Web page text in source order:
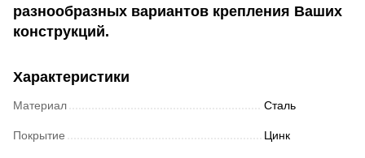
разнообразных вариантов крепления Ваших
конструкций.
Характеристики
Материал Сталь
Покрытие Цинк